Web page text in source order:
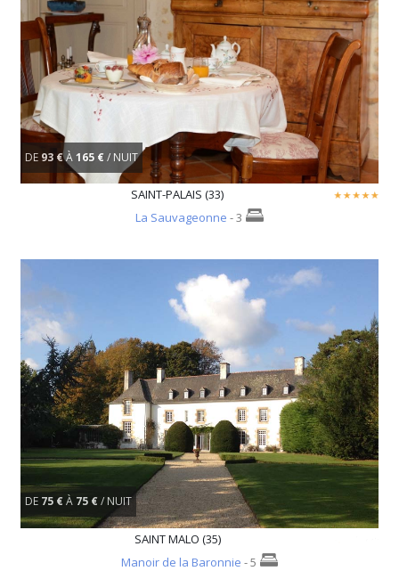
DE 93 €À165 €/ NUIT
SAINT-PALAIS (33)
La Sauvageonne - 3
DE 75 €À 75 €/ NUIT
SAINT MALO (35)
Manoir de la Baronnie - 5